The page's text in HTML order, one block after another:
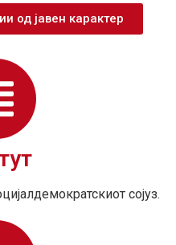
од јавен карактер
сојуз.